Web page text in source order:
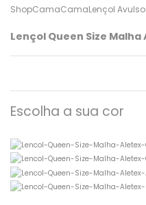
ShopCamaCamaLençol Avulso
Lençol Queen Size
Escolha a sua cor